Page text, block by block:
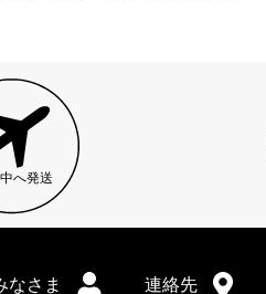
へ発送
なさま 連絡先